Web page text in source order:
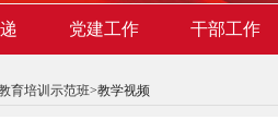
党建工作 干部工作
育培训示范班>教学视频